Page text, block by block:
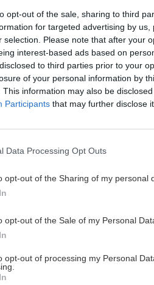
opt-out of the sale, sharing to third
for targeted advertising by
selection. Please note that after your
interest-based ads based on
to third parties prior to your
of your personal information by
This information may also be
Participants that may further disclose
Data Processing Opt Outs
opt-out of the Sharing of my personal
opt-out of the Sale of my Personal
opt-out of processing my Personal
Κρήτης μέσω των
ολοκληρωμένα σχέδια
δράσεις σε όλη την
ατυχημάτων και τη
έχει τεθεί σε εφαρμογή η
στη μη χρήση κράνους» που
και εντάσσεται στο
του Αρχηγείου της
μοτοποδηλάτων,
κουβούκλιο, καθώς και
μεταδιδόμενα